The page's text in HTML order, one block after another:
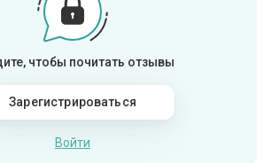
чтобы почитать отзывы
Зарегистрироваться
Войти